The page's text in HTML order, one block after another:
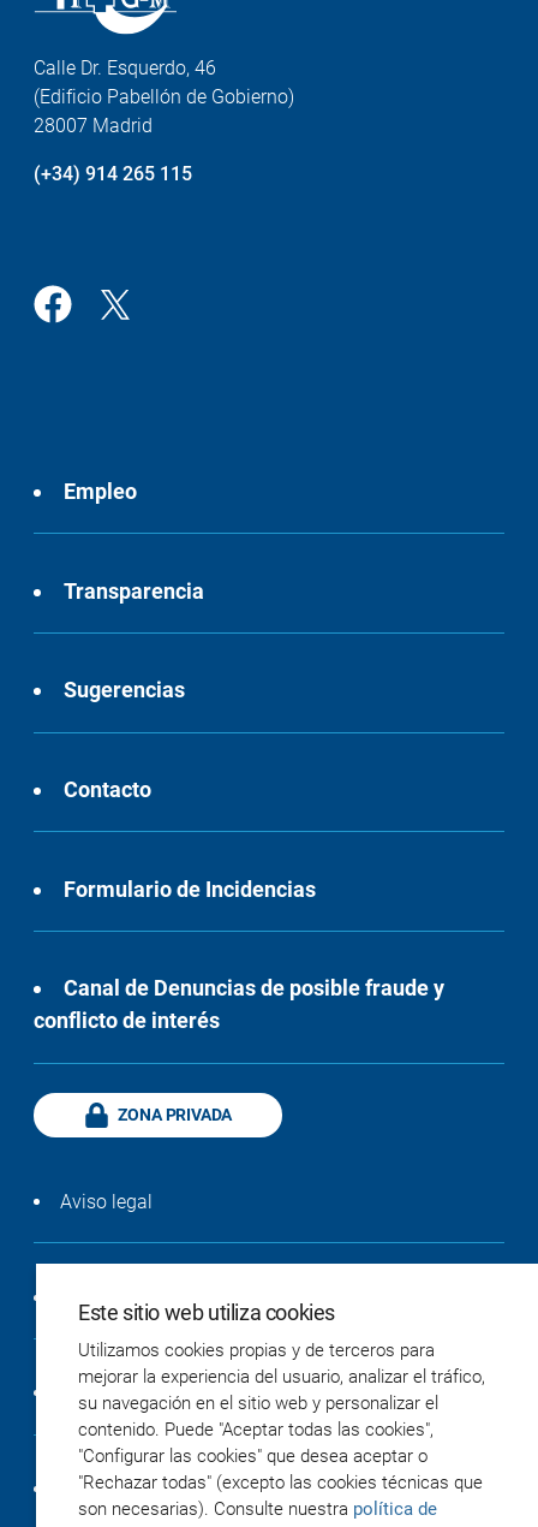
Calle Dr. Esquerdo, 46
(Edificio Pabellón de Gobierno)
28007 Madrid
(+34) 914 265 115
Empleo
Transparencia
Sugerencias
Contacto
Formulario de Incidencias
Canal de Denuncias de posible fraude y
conflicto de interés
ZONA PRIVADA
Aviso legal
Política de cookies
Accesibilidad
Este sitio web utiliza cookies
Utilizamos cookies propias y de terceros para
mejorar la experiencia del usuario, analizar el tráfico,
su navegación en el sitio web y personalizar el
contenido. Puede "Aceptar todas las cookies",
"Configurar las cookies" que desea aceptar o
"Rechazar todas" (excepto las cookies técnicas que
son necesarias). Consulte nuestra política de